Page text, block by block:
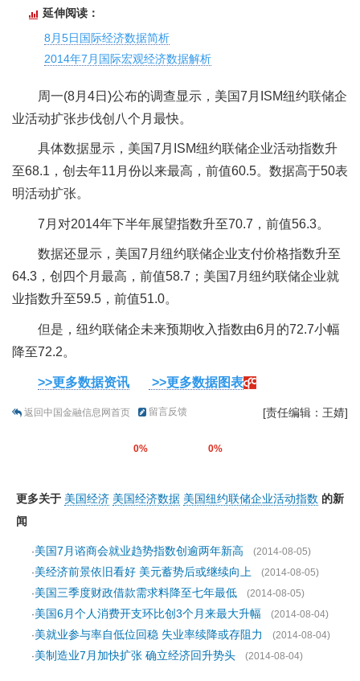
延伸阅读：
8月5日国际经济数据简析
2014年7月国际宏观经济数据解析
周一(8月4日)公布的调查显示，美国7月ISM纽约联储企
业活动扩张步伐创八个月最快。
具体数据显示，美国7月ISM纽约联储企业活动指数升
至68.1，创去年11月份以来最高，前值60.5。数据高于50表
明活动扩张。
7月对2014年下半年展望指数升至70.7，前值56.3。
数据还显示，美国7月纽约联储企业支付价格指数升至
64.3，创四个月最高，前值58.7；美国7月纽约联储企业就
业指数升至59.5，前值51.0。
但是，纽约联储企未来预期收入指数由6月的72.7小幅
降至72.2。
>>更多数据资讯 >>更多数据图表
返回中国金融信息网首页 留言反馈 [责任编辑：王婧]
0% 0%
更多关于 美国经济 美国经济数据 美国纽约联储企业活动指数 的新
闻
·美国7月谘商会就业趋势指数创逾两年新高
(2014-08-05)
·美经济前景依旧看好 美元蓄势后或继续向上
(2014-08-05)
·美国三季度财政借款需求料降至七年最低
(2014-08-05)
·美国6月个人消费开支环比创3个月来最大升幅
(2014-08-04)
·美就业参与率自低位回稳 失业率续降或存阻力
(2014-08-04)
·美制造业7月加快扩张 确立经济回升势头 (2014-08-04)